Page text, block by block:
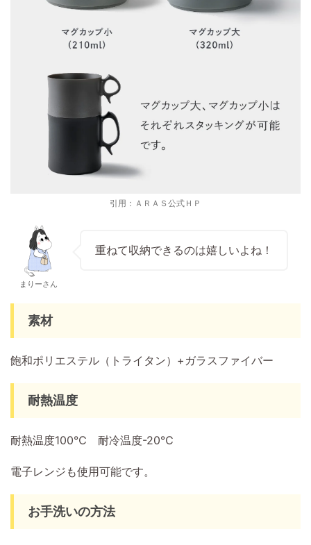
引用：ＡＲＡＳ公式ＨＰ
まりーさん
重ねて収納できるのは嬉しいよね！
素材
飽和ポリエステル（トライタン）+ガラスファイバー
耐熱温度
耐熱温度100℃ 耐冷温度-20℃
電子レンジも使用可能です。
お手洗いの方法